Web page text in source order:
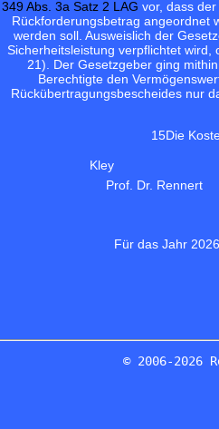
349 Abs. 3a Satz 2 LAG vor, dass
Rückforderungsbetrag angeordnet
werden soll. Ausweislich der
Sicherheitsleistung verpflichtet
21). Der Gesetzgeber ging
Berechtigte den
Rückübertragungsbescheides nur
15Die
Kley
Prof. Dr. Rennert
Für das Jahr
© 2006-2026